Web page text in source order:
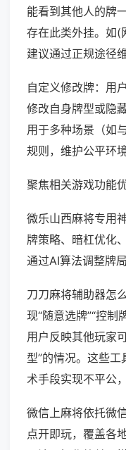
能看到其他人的牌
存在此类外挂。如(
建议通过正规途径
自定义修改牌：用
修改自身牌型或隐
用于多种场景（如
规则，维护公平环境
聚焦相关游戏功能
微乐山西麻将专用
牌策略、暗杠优化
通过AI算法调整牌
刀刀麻将辅助器怎
现“随意选牌”“控制
用户反映其他玩家
型”的情况。这些
术手段实现不平公
微信上麻将依托微
点开即玩，覆盖各